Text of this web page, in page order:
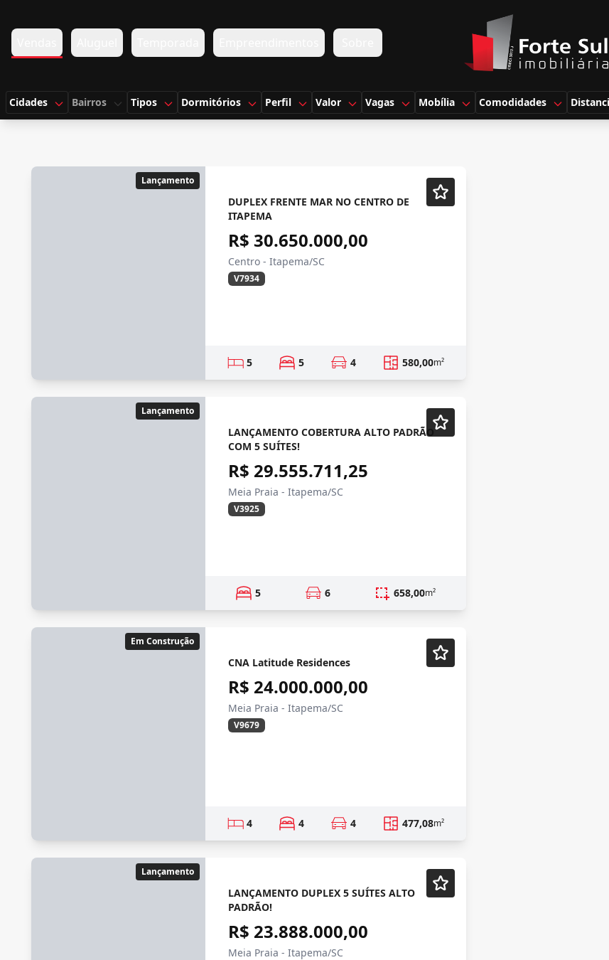
Cidades Bairros Tipos Dormitórios Perfil Valor Vagas Mobília Comodidades
Lançamento
DUPLEX FRENTE MAR NO CENTRO DE
ITAPEMA
R$ 30.650.000,00
Centro - Itapema/SC
V7934
5 5 4 580,00m²
Lançamento
LANÇAMENTO COBERTURA ALTO PADRÃO
COM 5 SUÍTES!
R$ 29.555.711,25
Meia Praia - Itapema/SC
V3925
5 6 658,00m²
Em Construção
CNA Latitude Residences
R$ 24.000.000,00
Meia Praia - Itapema/SC
V9679
4 4 4 477,08m²
Lançamento
LANÇAMENTO DUPLEX 5 SUÍTES ALTO
PADRÃO!
R$ 23.888.000,00
Meia Praia - Itapema/SC